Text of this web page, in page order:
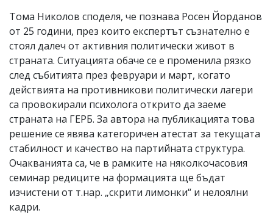
Тома Николов споделя, че познава Росен Йорданов
от 25 години, през които експертът съзнателно е
стоял далеч от активния политически живот в
страната. Ситуацията обаче се е променила рязко
след събитията през февруари и март, когато
действията на противникови политически лагери
са провокирали психолога открито да заеме
страната на ГЕРБ. За автора на публикацията това
решение се явява категоричен атестат за текущата
стабилност и качество на партийната структура.
Очакванията са, че в рамките на няколкочасовия
семинар редиците на формацията ще бъдат
изчистени от т.нар. „скрити лимонки“ и нелоялни
кадри.